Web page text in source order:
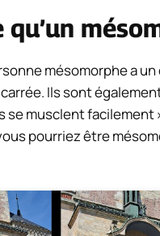
qu’un
mésomorphe a
Ils sont
se musclent
pourriez être